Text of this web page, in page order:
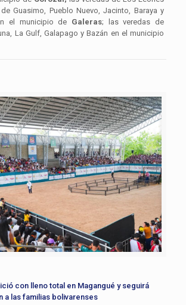
Guasimo, Pueblo Nuevo, Jacinto, Baraya y
el municipio de Galeras; las veredas de
La Gulf, Galapago y Bazán en el municipio
con lleno total en Magangué y seguirá
a las familias bolivarenses